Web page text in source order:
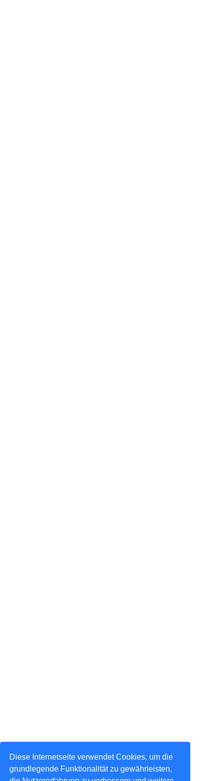
Diese Internetseite verwendet Cookies, um die
grundlegende Funktionalität zu gewährleisten,